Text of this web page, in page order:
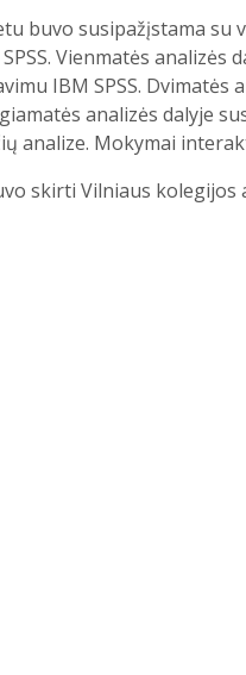
buvo susipažįstama su
Vienmatės
IBM SPSS.
analizės dalyje
analize. Mokymai
skirti Vilniaus kolegijos